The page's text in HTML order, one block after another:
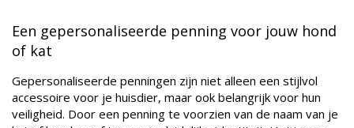
Een gepersonaliseerde penning voor jouw hond
of kat
Gepersonaliseerde penningen zijn niet alleen een stijlvol
accessoire voor je huisdier, maar ook belangrijk voor hun
veiligheid. Door een penning te voorzien van de naam van je